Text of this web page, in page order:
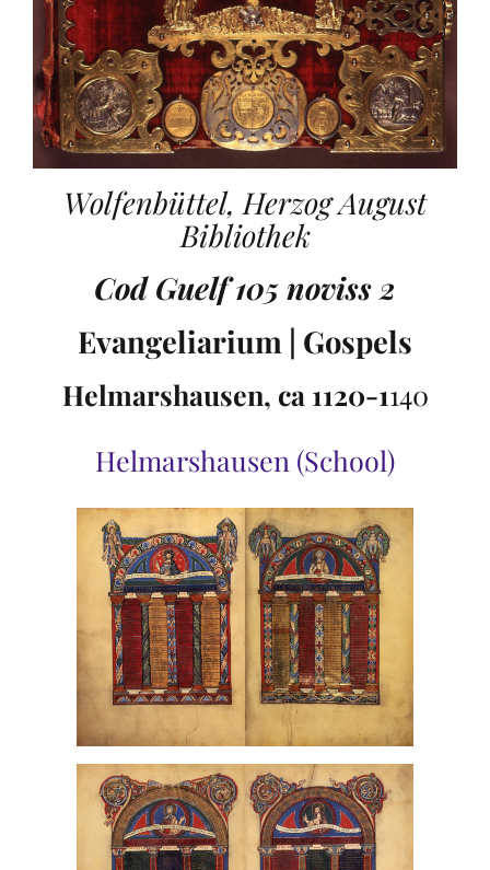
Wolfenbüttel, Herzog August
Bibliothek
Cod Guelf 105 noviss 2
Evangeliarium | Gospels
Helmarshausen, ca 1120-1140
Helmarshausen (School)